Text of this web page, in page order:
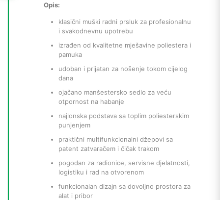
Opis:
klasični muški radni prsluk za profesionalnu
i svakodnevnu upotrebu
izrađen od kvalitetne mješavine poliestera i
pamuka
udoban i prijatan za nošenje tokom cijelog
dana
ojačano manšestersko sedlo za veću
otpornost na habanje
najlonska podstava sa toplim poliesterskim
punjenjem
praktični multifunkcionalni džepovi sa
patent zatvaračem i čičak trakom
pogodan za radionice, servisne djelatnosti,
logistiku i rad na otvorenom
funkcionalan dizajn sa dovoljno prostora za
alat i pribor